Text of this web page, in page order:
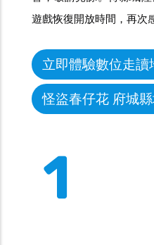
遊戲恢復開放時間，再次
立即體驗數位走讀
怪盜春仔花 府城
1